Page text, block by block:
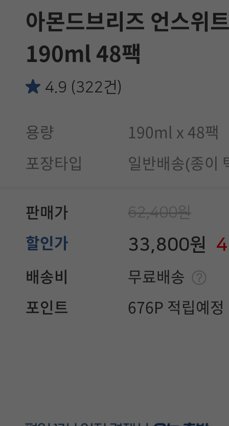
아몬드브리즈 언스위
190ml 48팩
4.9 (322건)
용량 190ml x 48팩
포장타입 일반배송(종이
판매가 62,400원
할인가 33,800원
배송비
무료배송
포인트
676P 적립예정